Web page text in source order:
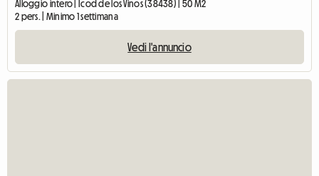
Alloggio intero | Icod de los Vinos (38438) | 50 M2
2 pers. | Minimo 1 settimana
Vedi l'annuncio